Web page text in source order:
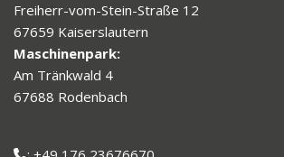
Freiherr-vom-Stein-Straße 12
67659 Kaiserslautern
Maschinenpark:
Am Tränkwald 4
67688 Rodenbach